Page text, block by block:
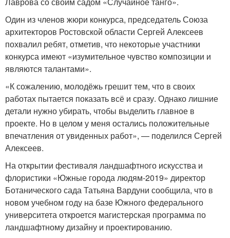
Один из членов жюри конкурса, председатель Союза
архитекторов Ростовской области Сергей Алексеев
похвалил ребят, отметив, что некоторые участники
конкурса имеют «изумительное чувство композиции и
являются талантами».
«К сожалению, молодёжь грешит тем, что в своих
работах пытается показать всё и сразу. Однако лишние
детали нужно убирать, чтобы выделить главное в
проекте. Но в целом у меня остались положительные
впечатления от увиденных работ», — поделился Сергей
Алексеев.
На открытии фестиваля ландшафтного искусства и
флористики «Южные города людям-2019» директор
Ботанического сада Татьяна Вардуни сообщила, что в
новом учебном году на базе Южного федерального
университета откроется магистерская программа по
ландшафтному дизайну и проектированию.